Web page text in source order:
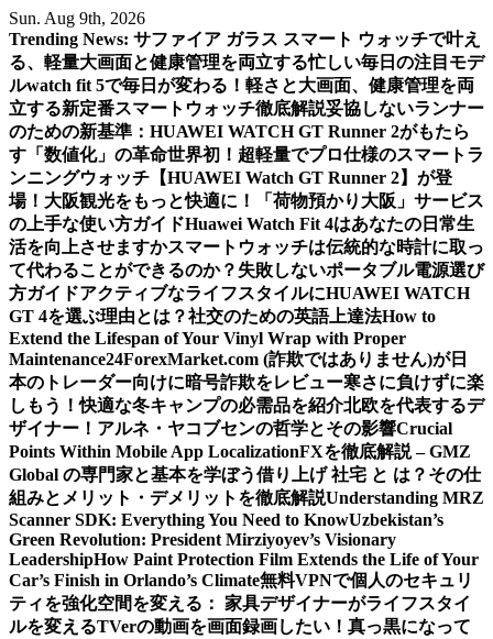
Skip
to
content
Sun. Aug 9th, 2026
Trending News: サファイア ガラス スマート ウォッチで叶え
る、軽量大画面と健康管理を両立する忙しい毎日の注目モデ
ルwatch fit 5で毎日が変わる！軽さと大画面、健康管理を両
立する新定番スマートウォッチ徹底解説妥協しないランナー
のための新基準：HUAWEI WATCH GT Runner 2がもたら
す「数値化」の革命世界初！超軽量でプロ仕様のスマートラ
ンニングウォッチ【HUAWEI Watch GT Runner 2】が登
場！ 大阪観光をもっと快適に！「荷物預かり大阪」サービス
の上手な使い方ガイドHuawei Watch Fit 4はあなたの日常生
活を向上させますかスマートウォッチは伝統的な時計に取っ
て代わることができるのか？ 失敗しないポータブル電源選び
方ガイドアクティブなライフスタイルにHUAWEI WATCH
GT 4を選ぶ理由とは？社交のための英語上達法How to
Extend the Lifespan of Your Vinyl Wrap with Proper
Maintenance24ForexMarket.com (詐欺ではありません)が日
本のトレーダー向けに暗号詐欺をレビュー寒さに負けずに楽
しもう！快適な冬キャンプの必需品を紹介北欧を代表するデ
ザイナー！アルネ・ヤコブセンの哲学とその影響Crucial
Points Within Mobile App LocalizationFXを徹底解説 – GMZ
Global の専門家と基本を学ぼう借り上げ 社宅 と は？その仕
組みとメリット・デメリットを徹底解説Understanding MRZ
Scanner SDK: Everything You Need to KnowUzbekistan’s
Green Revolution: President Mirziyoyev’s Visionary
LeadershipHow Paint Protection Film Extends the Life of Your
Car’s Finish in Orlando’s Climate無料VPNで個人のセキュリ
ティを強化空間を変える： 家具デザイナーがライフスタイ
ルを変えるTVerの動画を画面録画したい！真っ黒になって